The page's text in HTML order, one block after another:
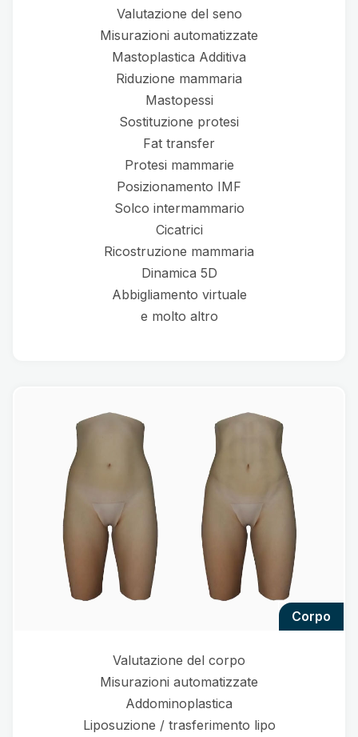
Valutazione del seno
Misurazioni automatizzate
Mastoplastica Additiva
Riduzione mammaria
Mastopessi
Sostituzione protesi
Fat transfer
Protesi mammarie
Posizionamento IMF
Solco intermammario
Cicatrici
Ricostruzione mammaria
Dinamica 5D
Abbigliamento virtuale
e molto altro
corpo
Valutazione del corpo
Misurazioni automatizzate
Addominoplastica
Liposuzione / trasferimento lipo